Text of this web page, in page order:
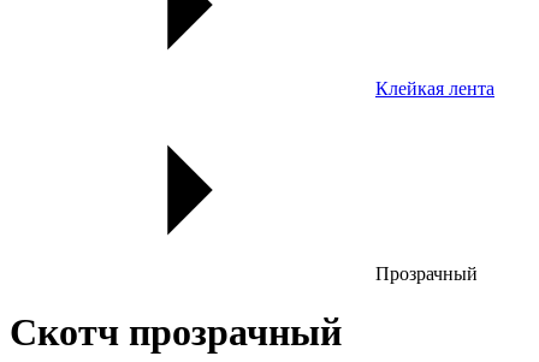
Клейкая лента
Прозрачный
Скотч прозрачный